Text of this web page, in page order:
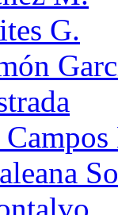
G.